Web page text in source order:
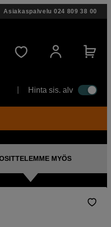
Asiakaspalvelu 024 809 38 00
Hinta sis. alv
MYÖS